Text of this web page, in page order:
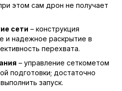
этом сам дрон не получает
сети – конструкция
и надежное раскрытие в
перехвата.
– управление сеткометом
подготовки; достаточно
запуск.